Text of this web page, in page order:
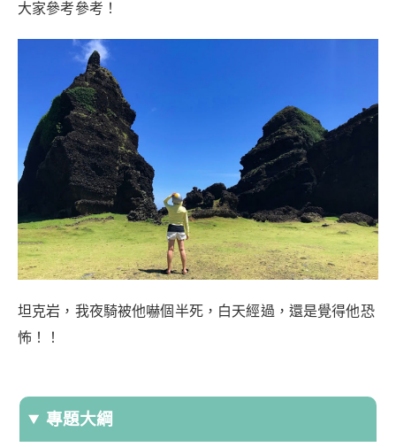
大家參考參考！
坦克岩，我夜騎被他嚇個半死，白天經過，還是覺得他恐
怖！！
專題大綱